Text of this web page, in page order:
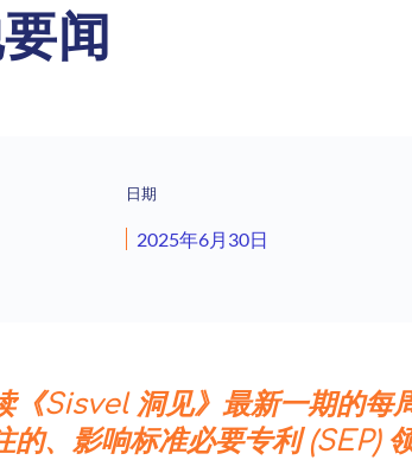
闻
日期
2025年6月30日
《Sisvel 洞见》最新一期的每
的、影响标准必要专利 (SEP)